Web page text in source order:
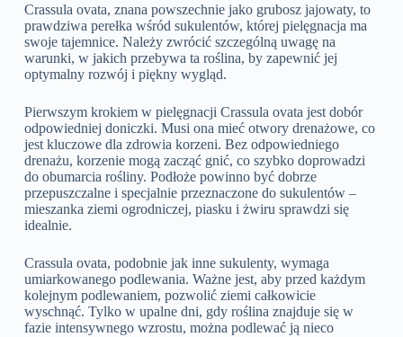
Crassula ovata, znana powszechnie jako grubosz jajowaty, to
prawdziwa perełka wśród sukulentów, której pielęgnacja ma
swoje tajemnice. Należy zwrócić szczególną uwagę na
warunki, w jakich przebywa ta roślina, by zapewnić jej
optymalny rozwój i piękny wygląd.
Pierwszym krokiem w pielęgnacji Crassula ovata jest dobór
odpowiedniej doniczki. Musi ona mieć otwory drenażowe, co
jest kluczowe dla zdrowia korzeni. Bez odpowiedniego
drenażu, korzenie mogą zacząć gnić, co szybko doprowadzi
do obumarcia rośliny. Podłoże powinno być dobrze
przepuszczalne i specjalnie przeznaczone do sukulentów –
mieszanka ziemi ogrodniczej, piasku i żwiru sprawdzi się
idealnie.
Crassula ovata, podobnie jak inne sukulenty, wymaga
umiarkowanego podlewania. Ważne jest, aby przed każdym
kolejnym podlewaniem, pozwolić ziemi całkowicie
wyschnąć. Tylko w upalne dni, gdy roślina znajduje się w
fazie intensywnego wzrostu, można podlewać ją nieco